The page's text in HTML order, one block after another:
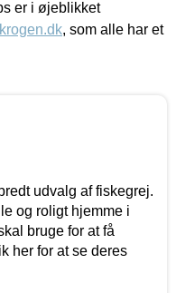
er i øjeblikket
, som alle har et
udvalg af fiskegrej.
og roligt hjemme i
bruge for at få
her for at se deres